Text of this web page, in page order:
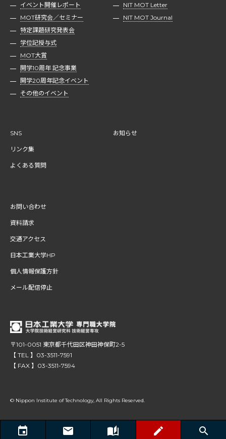
イベント開催レポート
MOT研究会／セミナー
特定課題研究発表会
学位記授与式
MOT大賞
開学10周年 記念事業
開学20周年記念イベント
その他のイベント
NIT MOT Letter
NIT MOT Journal
SNS
リンク集
よくある質問
お知らせ
お問い合わせ
資料請求
交通アクセス
日本工業大学HP
個人情報保護方針
メール配信停止
〒101-0051 東京都千代田区神田神保町2-5
【 TEL 】03-3511-7591
【 FAX 】03-3511-7594
© Nippon Institute of Technology, All Rights Reserved.